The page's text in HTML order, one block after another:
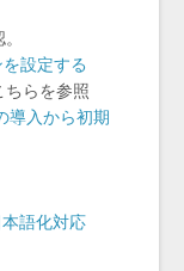
設定する
ちらを参照
導入から初期
語化対応